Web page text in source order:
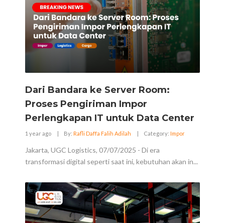
Dari Bandara ke Server Room:
Proses Pengiriman Impor
Perlengkapan IT untuk Data Center
1 year ago | By: Rafli Daffa Falih Adilah | Category: Impor
Jakarta, UGC Logistics, 07/07/2025 - Di era
transformasi digital seperti saat ini, kebutuhan akan in...